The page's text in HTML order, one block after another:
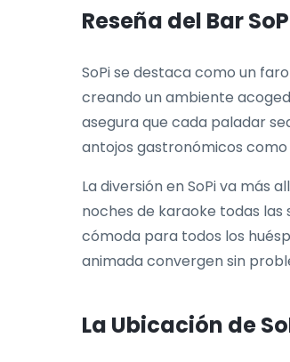
Reseña del Bar
SoPi se destaca como un
creando un ambiente
asegura que cada paladar
antojos gastronómicos como
La diversión en SoPi va más
noches de karaoke todas
cómoda para todos los
animada convergen sin
La Ubicación de